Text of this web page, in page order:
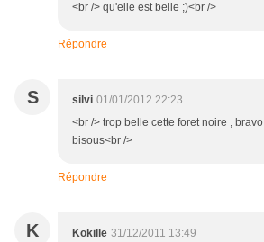
<br /> qu'elle est belle ;)<br />
Répondre
S silvi 01/01/2012 22:23
<br /> trop belle cette foret noire ,
bisous<br />
Répondre
K Kokille 31/12/2011 13:49